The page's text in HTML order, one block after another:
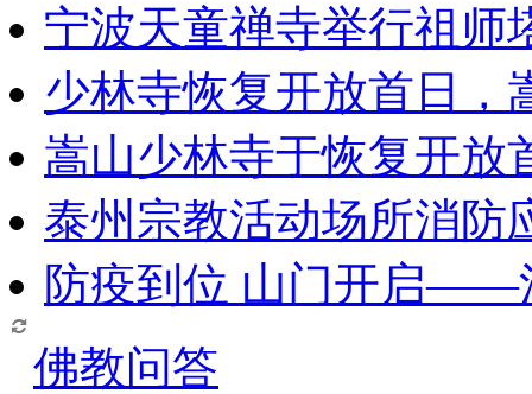
宁波天童禅寺举行祖师
少林寺恢复开放首日，
嵩山少林寺于恢复开放
泰州宗教活动场所消防
防疫到位 山门开启——
佛教问答